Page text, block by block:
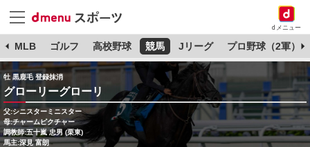
dメニュー
MLB ゴルフ 高校野球 競馬 Jリーグ プロ野球（2軍）
牡 黒鹿毛 登録抹消
グローリーグローリ
父:シニスターミニスター
母:チャームピクチャー
調教師:五十嵐 忠男 (栗東)
馬主:深見 富朗